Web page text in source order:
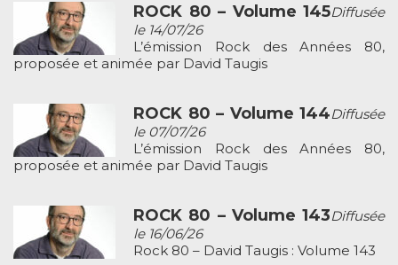
ROCK 80 – Volume 145Diffusée
le 14/07/26
L’émission Rock des Années 80,
proposée et animée par David Taugis
ROCK 80 – Volume 144Diffusée
le 07/07/26
L’émission Rock des Années 80,
proposée et animée par David Taugis
ROCK 80 – Volume 143Diffusée
le 16/06/26
Rock 80 – David Taugis : Volume 143